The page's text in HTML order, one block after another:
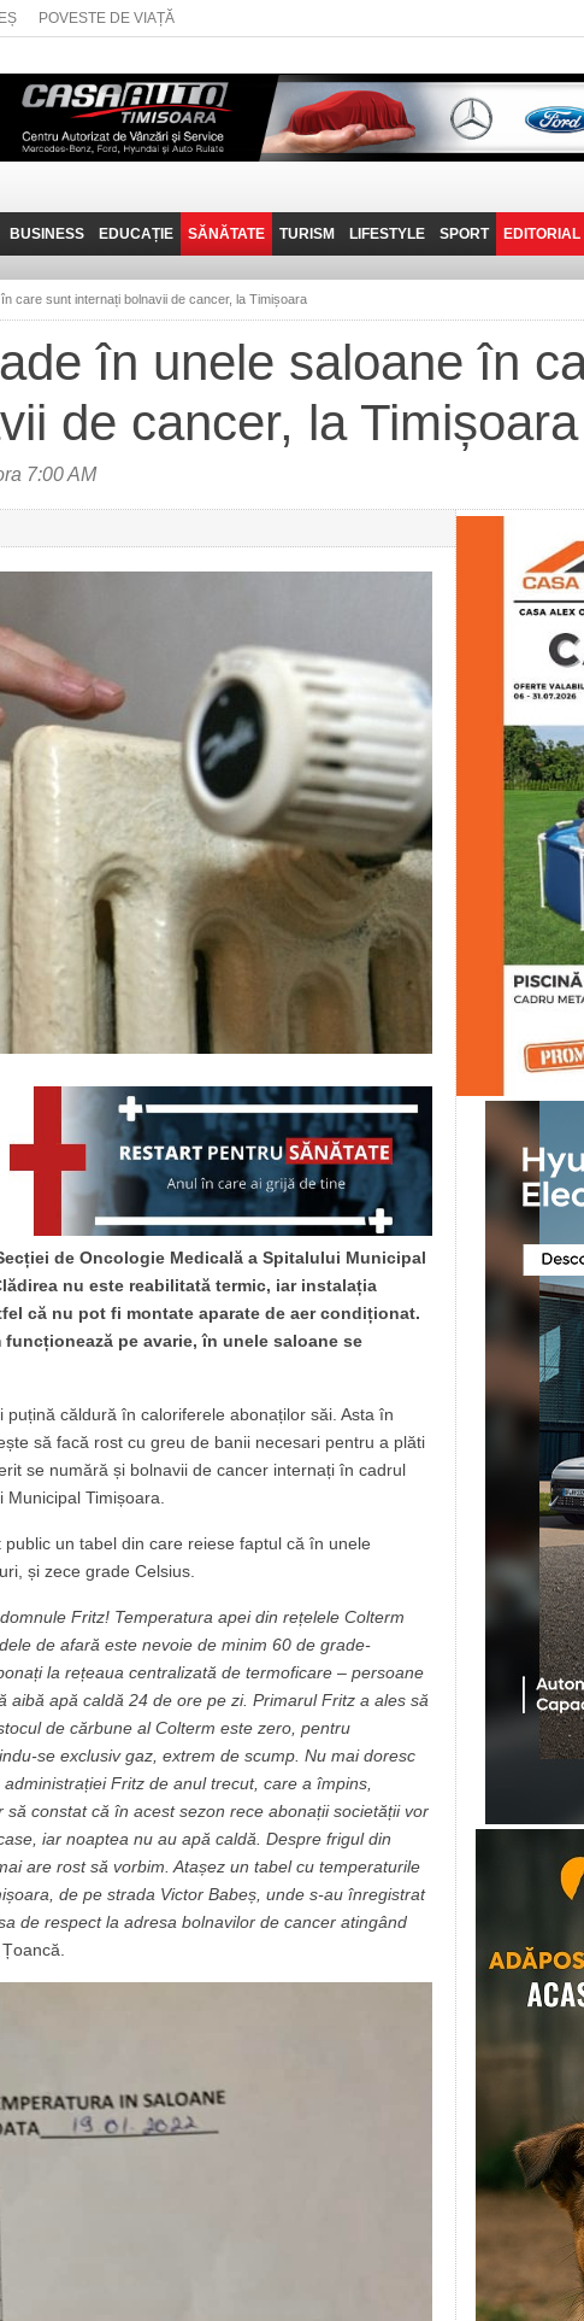
POVESTE DE VIAȚĂ
BUSINESS
JOB-URI
TEHNIT
EDUCAȚIE SĂNĂTATE TURISM
PRIN MUNȚII
BANATULUI
FANTASTICUL BANAT
TRAVEL VLOG
LIFESTYLE
POVESTE DE VIAȚĂ
SPORT EDITORIAL
DE
care sunt internați bolnavii de cancer, la Timișoara
în unele saloane în
de cancer, la Timișoara
7:00 AM
de Oncologie Medicală a Spitalului Municipal
nu este reabilitată termic, iar instalația
că nu pot fi montate aparate de aer condiționat.
pe avarie, în unele saloane se
căldură în caloriferele abonaților săi. Asta în
să facă rost cu greu de banii necesari pentru a plăti
se numără și bolnavii de cancer internați în cadrul
Timișoara.
un tabel din care reiese faptul că în unele
și zece grade Celsius.
Fritz! Temperatura apei din rețelele Colterm
de afară este nevoie de minim 60 de grade-
la rețeaua centralizată de termoficare – persoane
aibă apă caldă 24 de ore pe zi. Primarul Fritz a ales să
de cărbune al Colterm este zero, pentru
se exclusiv gaz, extrem de scump. Nu mai doresc
Fritz de anul trecut, care a împins,
constat că în acest sezon rece abonații societății vor
iar noaptea nu au apă caldă. Despre frigul din
are rost să vorbim. Atașez un tabel cu temperaturile
de pe strada Victor Babeș, unde s-au înregistrat
de respect la adresa bolnavilor de cancer atingând